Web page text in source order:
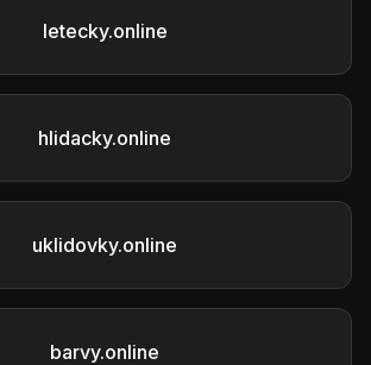
letecky.online
hlidacky.online
uklidovky.online
barvy.online